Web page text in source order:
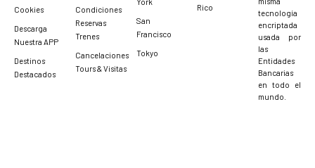
Cookies
Descarga
Nuestra APP
Destinos
Destacados
Condiciones
Reservas
Trenes
Cancelaciones
Tours & Visitas
San
Francisco
Tokyo
Rico
tecnología
encriptada
usada por
las
Entidades
Bancarias
en todo el
mundo.